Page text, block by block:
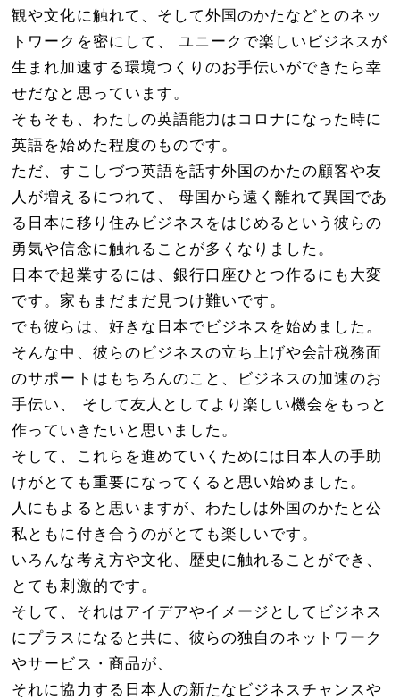
観や文化に触れて、そして外国のかたなどとのネッ
トワークを密にして、 ユニークで楽しいビジネスが
生まれ加速する環境つくりのお手伝いができたら幸
せだなと思っています。
そもそも、わたしの英語能力はコロナになった時に
英語を始めた程度のものです。
ただ、すこしづつ英語を話す外国のかたの顧客や友
人が増えるにつれて、 母国から遠く離れて異国であ
る日本に移り住みビジネスをはじめるという彼らの
勇気や信念に触れることが多くなりました。
日本で起業するには、銀行口座ひとつ作るにも大変
です。家もまだまだ見つけ難いです。
でも彼らは、好きな日本でビジネスを始めました。
そんな中、彼らのビジネスの立ち上げや会計税務面
のサポートはもちろんのこと、ビジネスの加速のお
手伝い、 そして友人としてより楽しい機会をもっと
作っていきたいと思いました。
そして、これらを進めていくためには日本人の手助
けがとても重要になってくると思い始めました。
人にもよると思いますが、わたしは外国のかたと公
私ともに付き合うのがとても楽しいです。
いろんな考え方や文化、歴史に触れることができ、
とても刺激的です。
そして、それはアイデアやイメージとしてビジネス
にプラスになると共に、彼らの独自のネットワーク
やサービス・商品が、
それに協力する日本人の新たなビジネスチャンスや